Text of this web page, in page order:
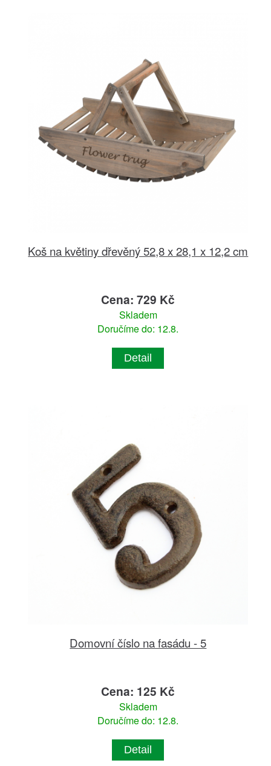
Koš na květiny dřevěný 52,8 x 28,1 x 12,2 cm
Cena: 729 Kč
Skladem
Doručíme do: 12.8.
Detail
Domovní číslo na fasádu - 5
Cena: 125 Kč
Skladem
Doručíme do: 12.8.
Detail